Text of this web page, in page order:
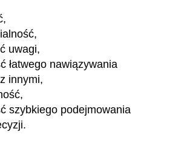
uwagi,
łatwego nawiązywania
innymi,
szybkiego podejmowania